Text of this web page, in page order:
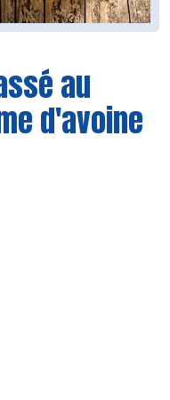
au
d'avoine